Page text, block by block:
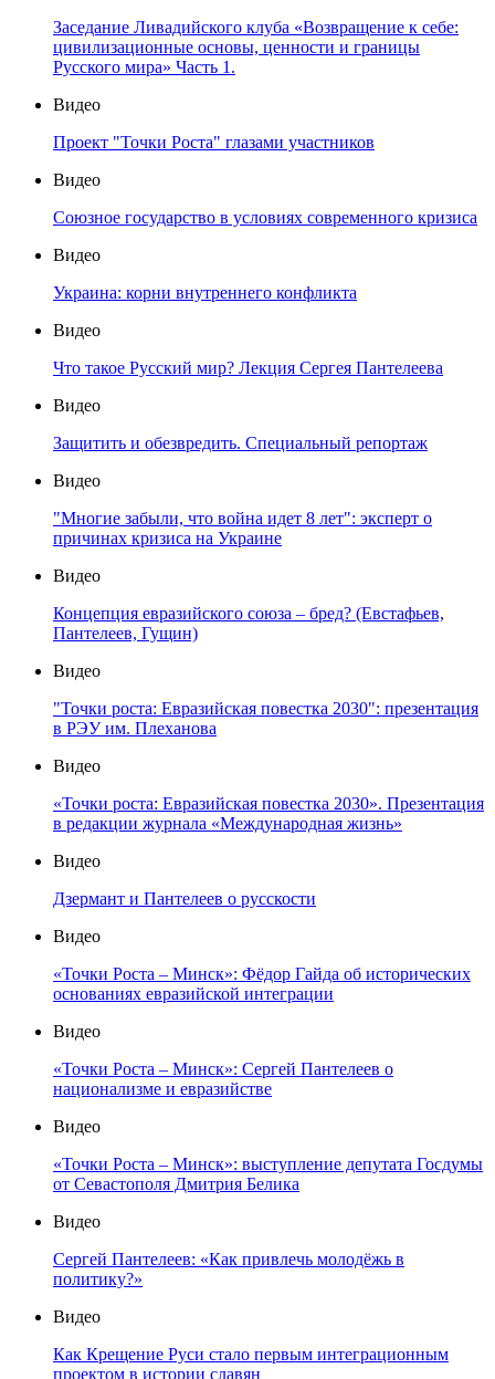
Заседание Ливадийского клуба «Возвращение к себе:
цивилизационные основы, ценности и границы
Русского мира» Часть 1.
Видео
Проект "Точки Роста" глазами участников
Видео
Союзное государство в условиях современного кризиса
Видео
Украина: корни внутреннего конфликта
Видео
Что такое Русский мир? Лекция Сергея Пантелеева
Видео
Защитить и обезвредить. Специальный репортаж
Видео
"Многие забыли, что война идет 8 лет": эксперт о
причинах кризиса на Украине
Видео
Концепция евразийского союза – бред? (Евстафьев,
Пантелеев, Гущин)
Видео
"Точки роста: Евразийская повестка 2030": презентация
в РЭУ им. Плеханова
Видео
«Точки роста: Евразийская повестка 2030». Презентация
в редакции журнала «Международная жизнь»
Видео
Дзермант и Пантелеев о русскости
Видео
«Точки Роста – Минск»: Фёдор Гайда об исторических
основаниях евразийской интеграции
Видео
«Точки Роста – Минск»: Сергей Пантелеев о
национализме и евразийстве
Видео
«Точки Роста – Минск»: выступление депутата Госдумы
от Севастополя Дмитрия Белика
Видео
Сергей Пантелеев: «Как привлечь молодёжь в
политику?»
Видео
Как Крещение Руси стало первым интеграционным
проектом в истории славян